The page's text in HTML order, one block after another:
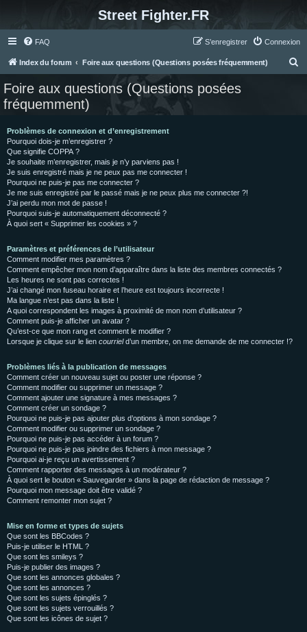
Street Fighter.FR
FAQ Connexion
S’enregistrer
Index du forum Foire aux questions (Questions posées fréquemment)
Foire aux questions (Questions posées
fréquemment)
Problèmes de connexion et d’enregistrement
Pourquoi dois-je m’enregistrer ?
Que signifie COPPA ?
Je souhaite m’enregistrer, mais je n’y parviens pas !
Je suis enregistré mais je ne peux pas me connecter !
Pourquoi ne puis-je pas me connecter ?
Je me suis enregistré par le passé mais je ne peux plus me connecter ?!
J’ai perdu mon mot de passe !
Pourquoi suis-je automatiquement déconnecté ?
À quoi sert « Supprimer les cookies » ?
Paramètres et préférences de l’utilisateur
Comment modifier mes paramètres ?
Comment empêcher mon nom d’apparaître dans la liste des membres connectés ?
Les heures ne sont pas correctes !
J’ai changé mon fuseau horaire et l’heure est toujours incorrecte !
Ma langue n’est pas dans la liste !
A quoi correspondent les images à proximité de mon nom d’utilisateur ?
Comment puis-je afficher un avatar ?
Qu’est-ce que mon rang et comment le modifier ?
Lorsque je clique sur le lien courrield’un membre, on me demande de me connecter !?
Problèmes liés à la publication de messages
Comment créer un nouveau sujet ou poster une réponse ?
Comment modifier ou supprimer un message ?
Comment ajouter une signature à mes messages ?
Comment créer un sondage ?
Pourquoi ne puis-je pas ajouter plus d’options à mon sondage ?
Comment modifier ou supprimer un sondage ?
Pourquoi ne puis-je pas accéder à un forum ?
Pourquoi ne puis-je pas joindre des fichiers à mon message ?
Pourquoi ai-je reçu un avertissement ?
Comment rapporter des messages à un modérateur ?
À quoi sert le bouton « Sauvegarder » dans la page de rédaction de message ?
Pourquoi mon message doit être validé ?
Comment remonter mon sujet ?
Mise en forme et types de sujets
Que sont les BBCodes ?
Puis-je utiliser le HTML ?
Que sont les smileys ?
Puis-je publier des images ?
Que sont les annonces globales ?
Que sont les annonces ?
Que sont les sujets épinglés ?
Que sont les sujets verrouillés ?
Que sont les icônes de sujet ?